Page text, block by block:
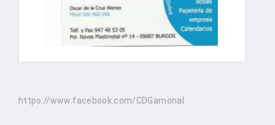
https://www.facebook.com/CDGamonal